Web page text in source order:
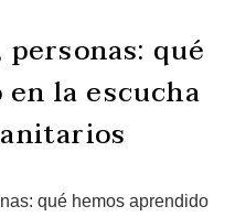
qué
la escucha
qué hemos aprendido